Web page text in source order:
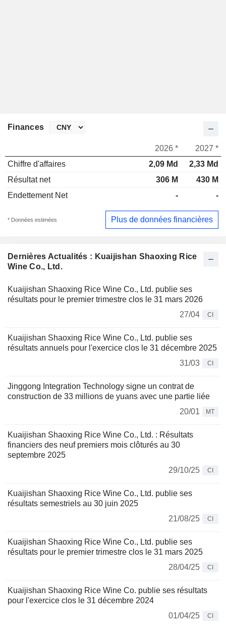
Dernières Actualités : Kuaijishan Shaoxing Rice
Wine Co., Ltd.
Kuaijishan Shaoxing Rice Wine Co., Ltd. publie ses
résultats pour le premier trimestre clos le 31 mars 2026
27/04
CI
Kuaijishan Shaoxing Rice Wine Co., Ltd. publie ses
résultats annuels pour l'exercice clos le 31 décembre 2025
31/03
CI
Jinggong Integration Technology signe un contrat de
construction de 33 millions de yuans avec une partie liée
20/01
MT
Kuaijishan Shaoxing Rice Wine Co., Ltd. : Résultats
financiers des neuf premiers mois clôturés au 30
septembre 2025
29/10/25
CI
Kuaijishan Shaoxing Rice Wine Co., Ltd. publie ses
résultats semestriels au 30 juin 2025
21/08/25
CI
Kuaijishan Shaoxing Rice Wine Co., Ltd. publie ses
résultats pour le premier trimestre clos le 31 mars 2025
28/04/25
CI
Kuaijishan Shaoxing Rice Wine Co. publie ses résultats
pour l'exercice clos le 31 décembre 2024
01/04/25
CI
Finances
2026 *
2027 *
Chiffre d'affaires
2,09 Md
2,33 Md
Résultat net
306 M
430 M
Endettement Net
- -
* Données estimées Plus de données financières